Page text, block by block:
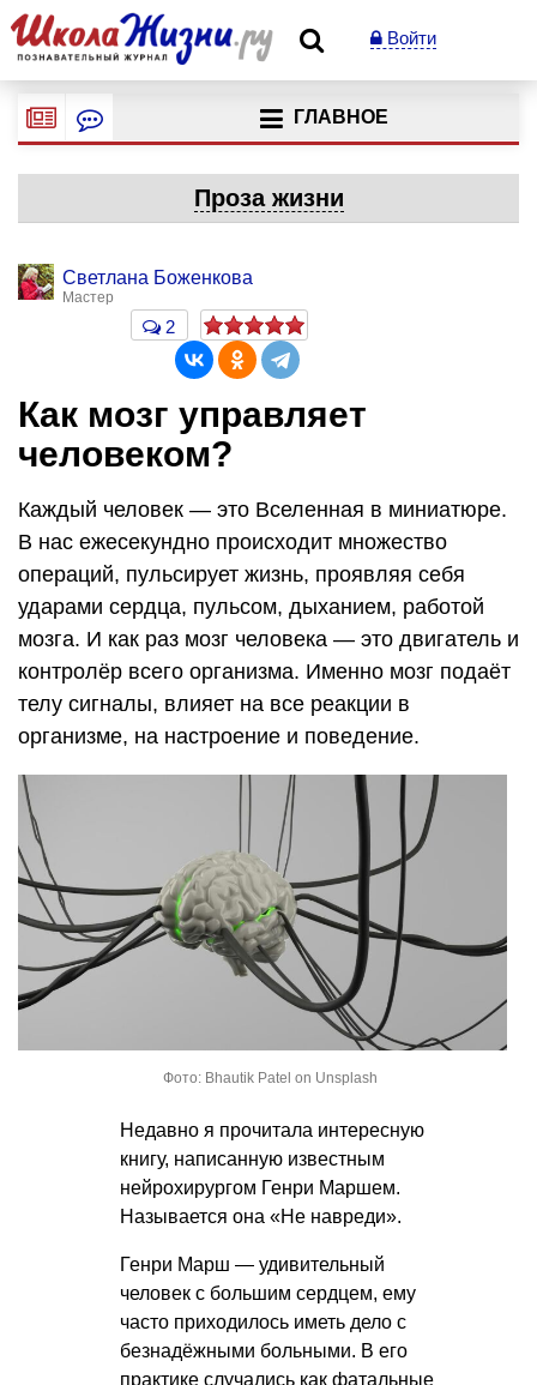
Войти
ГЛАВНОЕ
Проза жизни
Светлана Боженкова
Мастер
2
Как мозг управляет
человеком?
Каждый человек — это Вселенная в миниатюре.
В нас ежесекундно происходит множество
операций, пульсирует жизнь, проявляя себя
ударами сердца, пульсом, дыханием, работой
мозга. И как раз мозг человека — это двигатель и
контролёр всего организма. Именно мозг подаёт
телу сигналы, влияет на все реакции в
организме, на настроение и поведение.
Фото: Bhautik Patel on Unsplash
Недавно я прочитала интересную
книгу, написанную известным
нейрохирургом Генри Маршем.
Называется она «Не навреди».
Генри Марш — удивительный
человек с большим сердцем, ему
часто приходилось иметь дело с
безнадёжными больными. В его
практике случались как фатальные